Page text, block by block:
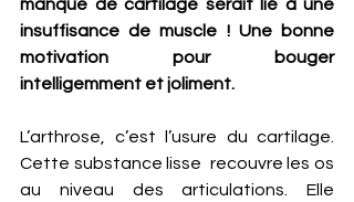
manque de cartilage serait lié à une
insuffisance de muscle ! Une bonne
motivation pour bouger
intelligemment et joliment.
L’arthrose, c’est l’usure du cartilage.
Cette substance lisse  recouvre les os
au niveau des articulations. Elle